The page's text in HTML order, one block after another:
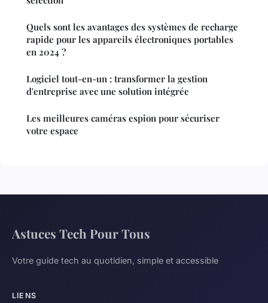
Quels sont les avantages des systèmes de recharge
rapide pour les appareils électroniques portables
en 2024 ?
Logiciel tout-en-un : transformer la gestion
d'entreprise avec une solution intégrée
Les meilleures caméras espion pour sécuriser
votre espace
Astuces Tech Pour Tous
Votre guide tech au quotidien, simple et accessible
LIENS